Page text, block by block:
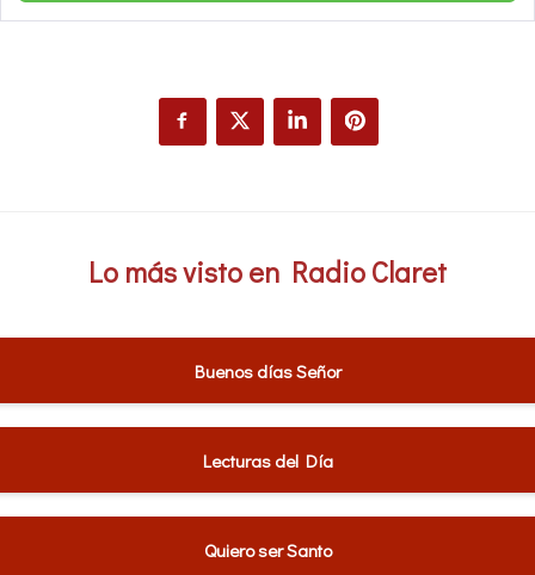
Lo más visto en Radio Claret
Buenos días Señor
Lecturas del Día
Quiero ser Santo